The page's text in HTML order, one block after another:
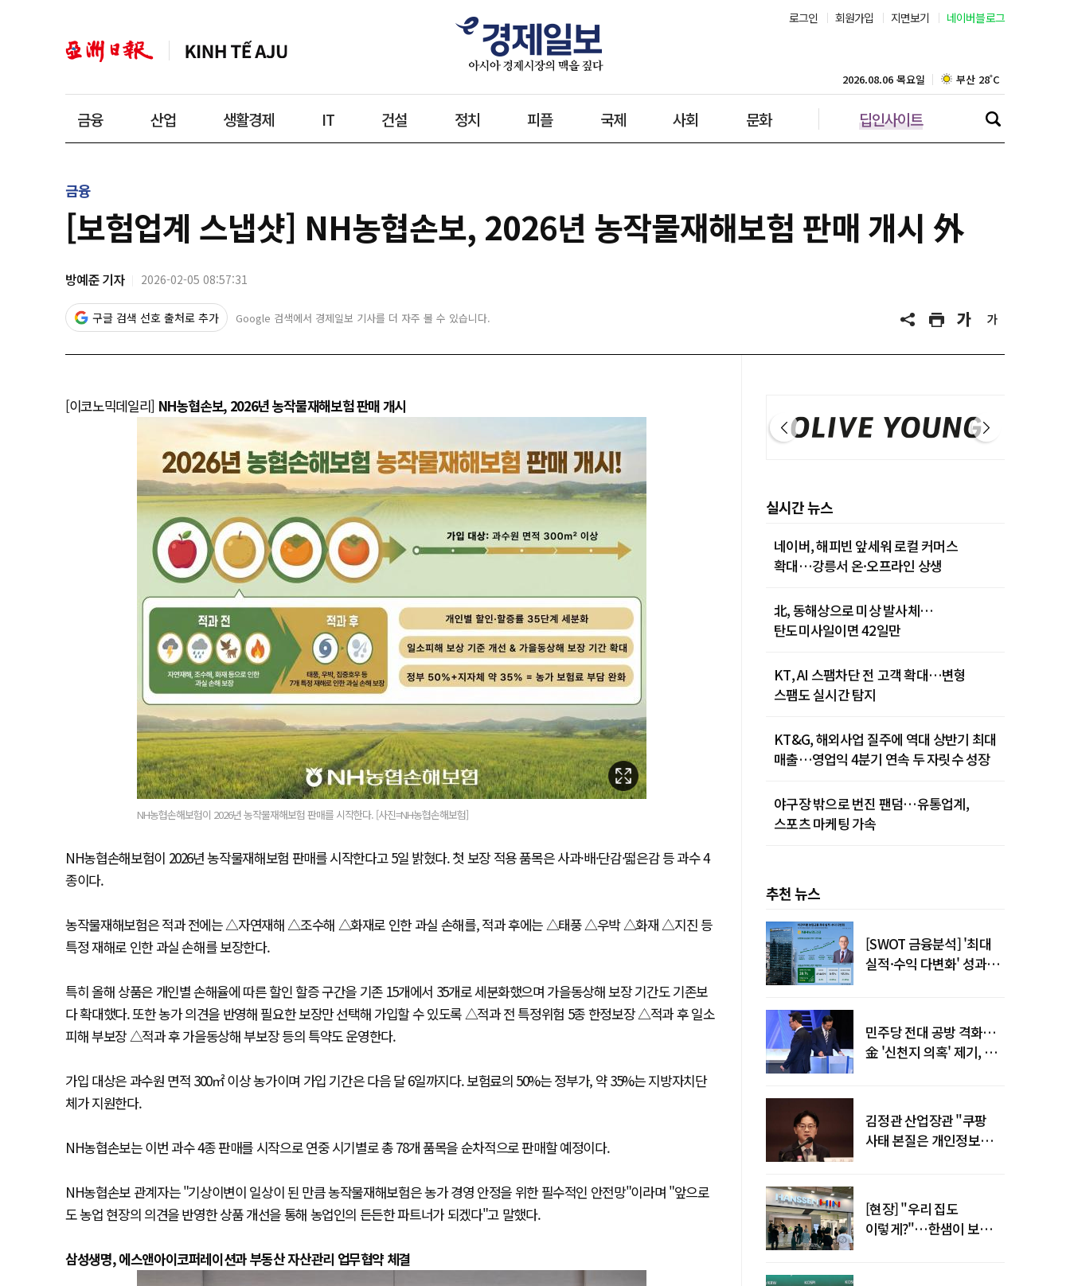
로그인 회원가입 지면보기 네이버블로그
금융 산업 생활경제 IT 건설 정치 피플 국제 사회 문화 딥인사이트
2026.08.06 목요일 대구 28˚C
인천 29˚C
울산 27˚C
제주 29˚C
금융
[보험업계 스냅샷] NH농협손보, 2026년 농작물재해보험 판매 개시 外
방예준 기자 2026-02-05 08:57:31
구글 검색 선호 출처로 추가 Google 검색에서 경제일보 기사를 더 자주 볼 수 있습니다.
[이코노믹데일리] NH농협손보, 2026년 농작물재해보험 판매 개시
NH농협손해보험이 2026년 농작물재해보험 판매를 시작한다. [사진=NH농협손해보험]
NH농협손해보험이 2026년 농작물재해보험 판매를 시작한다고 5일 밝혔다. 첫 보장 적용 품목은 사과·배·단감·떫은감 등 과수 4
종이다.
농작물재해보험은 적과 전에는 △자연재해 △조수해 △화재로 인한 과실 손해를, 적과 후에는 △태풍 △우박 △화재 △지진 등
특정 재해로 인한 과실 손해를 보장한다.
특히 올해 상품은 개인별 손해율에 따른 할인 할증 구간을 기존 15개에서 35개로 세분화했으며 가을동상해 보장 기간도 기존보
다 확대했다. 또한 농가 의견을 반영해 필요한 보장만 선택해 가입할 수 있도록 △적과 전 특정위험 5종 한정보장 △적과 후 일소
피해 부보장 △적과 후 가을동상해 부보장 등의 특약도 운영한다.
가입 대상은 과수원 면적 300㎡ 이상 농가이며 가입 기간은 다음 달 6일까지다. 보험료의 50%는 정부가, 약 35%는 지방자치단
체가 지원한다.
NH농협손보는 이번 과수 4종 판매를 시작으로 연중 시기별로 총 78개 품목을 순차적으로 판매할 예정이다.
NH농협손보 관계자는 "기상이변이 일상이 된 만큼 농작물재해보험은 농가 경영 안정을 위한 필수적인 안전망"이라며 "앞으로
도 농업 현장의 의견을 반영한 상품 개선을 통해 농업인의 든든한 파트너가 되겠다"고 말했다.
삼성생명, 에스앤아이코퍼레이션과 부동산 자산관리 업무협약 체결
실시간 뉴스
네이버, 해피빈 앞세워 로컬 커머스
확대…강릉서 온·오프라인 상생
北, 동해상으로 미상 발사체…
탄도미사일이면 42일만
KT, AI 스팸차단 전 고객 확대…변형
스팸도 실시간 탐지
KT&G, 해외사업 질주에 역대 상반기 최대
매출…영업익 4분기 연속 두 자릿수 성장
야구장 밖으로 번진 팬덤…유통업계,
스포츠 마케팅 가속
추천 뉴스
[SWOT 금융분석] '최대
실적·수익 다변화' 성과…
민주당 전대 공방 격화…
金 '신천지 의혹' 제기, 鄭
김정관 산업장관 "쿠팡
사태 본질은 개인정보
[현장] "우리 집도
이렇게?"…한샘이 보여준